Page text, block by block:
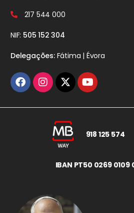
217 544 000
NIF: 505 152 304
Delegações:Fátima | Évora
918 125 574
IBAN PT50 0269